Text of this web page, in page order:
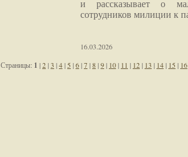
и рассказывает о
сотрудников милиции к
16.03.2026
Страницы: 1 |2|3 |4| 5 |6|7|8|9| 10| 11 | 12| 13 | 14| 15 | 16